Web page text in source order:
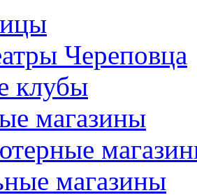
Череповца
клубы
магазины
магазины